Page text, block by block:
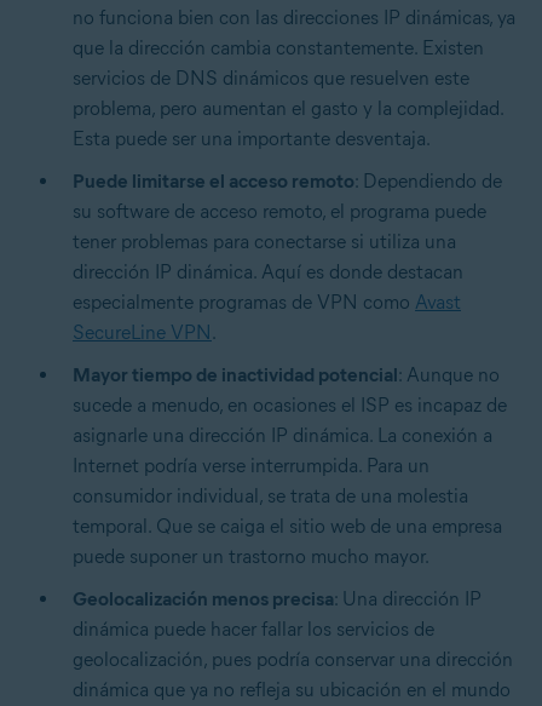
no funciona bien con las direcciones IP dinámicas, ya
que la dirección cambia constantemente. Existen
servicios de DNS dinámicos que resuelven este
problema, pero aumentan el gasto y la complejidad.
Esta puede ser una importante desventaja.
Puede limitarse el acceso remoto: Dependiendo de
su software de acceso remoto, el programa puede
tener problemas para conectarse si utiliza una
dirección IP dinámica. Aquí es donde destacan
especialmente programas de VPN como Avast
SecureLine VPN.
Mayor tiempo de inactividad potencial: Aunque no
sucede a menudo, en ocasiones el ISP es incapaz de
asignarle una dirección IP dinámica. La conexión a
Internet podría verse interrumpida. Para un
consumidor individual, se trata de una molestia
temporal. Que se caiga el sitio web de una empresa
puede suponer un trastorno mucho mayor.
Geolocalización menos precisa: Una dirección IP
dinámica puede hacer fallar los servicios de
geolocalización, pues podría conservar una dirección
dinámica que ya no refleja su ubicación en el mundo